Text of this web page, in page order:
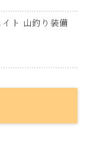
イト 山釣り装備